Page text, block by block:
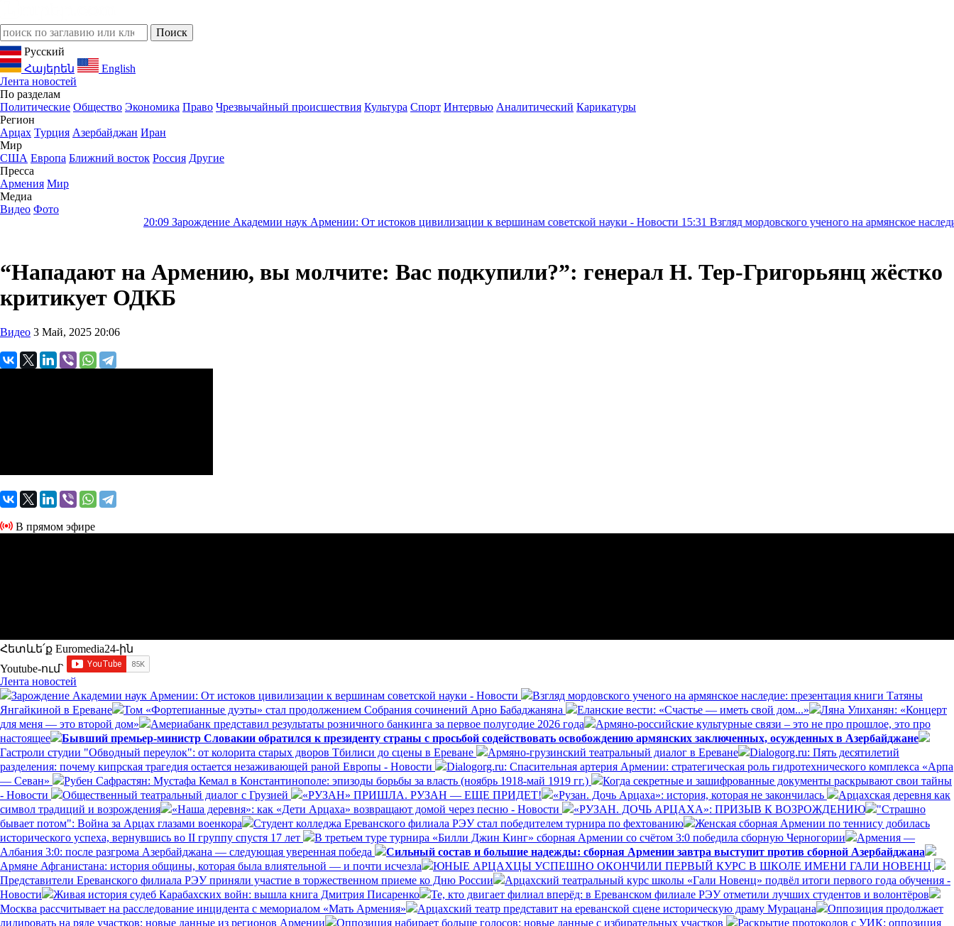
Русский
Հայերեն
English
Лента новостей
По разделам
Политические Общество Экономика Право Чрезвычайный происшествия Культура Спорт Интервью Аналитический Карикатуры
Регион
Арцах Турция Азербайджан Иран
Мир
США Европа Ближний восток Россия Другие
Пресса
Армения Мир
Медиа
Видео Фото
Зарождение Академии наук Армении: От истоков цивилизации к вершинам советской науки - Новости15:31Взгляд мордовского ученого на армянское наследие:
“Нападают на Армению, вы молчите: Вас подкупили?”: генерал Н. Тер-Григорьянц жёстко
критикует ОДКБ
Видео 3 Май, 2025 20:06
В прямом эфире
Հետևե՛ք Euromedia24-ին
Youtube-ում`
Лента новостей
Зарождение Академии наук Армении: От истоков цивилизации к вершинам советской науки - Новости
Взгляд мордовского ученого на армянское наследие: презентация книги Татяны
Янгайкиной в Ереване
Том «Фортепианные дуэты» стал продолжением Собрания сочинений Арно Бабаджаняна Еланские вести: «Счастье — иметь свой дом...»
Ляна Улиханян: «Концерт
для меня — это второй дом»
Америабанк представил результаты розничного банкинга за первое полугодие 2026 года
Армяно-российские культурные связи – это не про прошлое, это про
настоящее
Бывший премьер-министр Словакии обратился к президенту страны с просьбой содействовать освобождению армянских заключенных, осужденных в Азербайджане
Гастроли студии "Обводный переулок": от колорита старых дворов Тбилиси до сцены в Ереване
Армяно-грузинский театральный диалог в Ереване
Dialogorg.ru: Пять десятилетий
разделения: почему кипрская трагедия остается незаживающей раной Европы - Новости
Dialogorg.ru: Спасительная артерия Армении: стратегическая роль гидротехнического комплекса «Арпа
— Севан»
Рубен Сафрастян: Мустафа Кемал в Константинополе: эпизоды борьбы за власть (ноябрь 1918-май 1919 гг.)
Когда секретные и зашифрованные документы раскрывают свои тайны
- Новости
Общественный театральный диалог с Грузией «РУЗАН» ПРИШЛА. РУЗАН — ЕЩЕ ПРИДЕТ! «Рузан. Дочь Арцаха»: история, которая не закончилась
Арцахская деревня как
символ традиций и возрождения
«Наша деревня»: как «Дети Арцаха» возвращают домой через песню - Новости «РУЗАН. ДОЧЬ АРЦАХА»: ПРИЗЫВ К ВОЗРОЖДЕНИЮ
"Страшно
бывает потом": Война за Арцах глазами военкора
Студент колледжа Ереванского филиала РЭУ стал победителем турнира по фехтованию
Женская сборная Армении по теннису добилась
исторического успеха, вернувшись во II группу спустя 17 лет
В третьем туре турнира «Билли Джин Кинг» сборная Армении со счётом 3:0 победила сборную Черногории
Армения —
Албания 3:0: после разгрома Азербайджана — следующая уверенная победа
Сильный состав и большие надежды: сборная Армении завтра выступит против сборной Азербайджана
Армяне Афганистана: история общины, которая была влиятельной — и почти исчезла
ЮНЫЕ АРЦАХЦЫ УСПЕШНО ОКОНЧИЛИ ПЕРВЫЙ КУРС В ШКОЛЕ ИМЕНИ ГАЛИ НОВЕНЦ
Представители Ереванского филиала РЭУ приняли участие в торжественном приеме ко Дню России
Арцахский театральный курс школы «Гали Новенц» подвёл итоги первого года обучения -
Новости
Живая история судеб Карабахских войн: вышла книга Дмитрия Писаренко
Те, кто двигает филиал вперёд: в Ереванском филиале РЭУ отметили лучших студентов и волонтёров
Москва рассчитывает на расследование инцидента с мемориалом «Мать Армения»
Арцахский театр представит на ереванской сцене историческую драму Мурацана
Оппозиция продолжает
лидировать на ряде участков: новые данные из регионов Армении
Оппозиция набирает больше голосов: новые данные с избирательных участков
Раскрытие протоколов с УИК: оппозиция